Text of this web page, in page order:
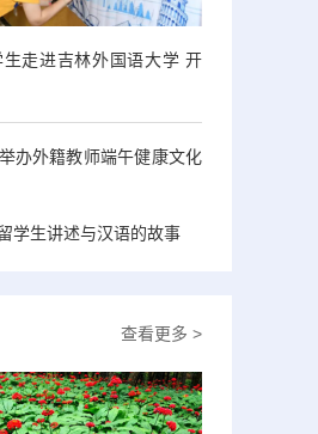
走进吉林外国语大学 开
办外籍教师端午健康文化
学生讲述与汉语的故事
查看更多 >